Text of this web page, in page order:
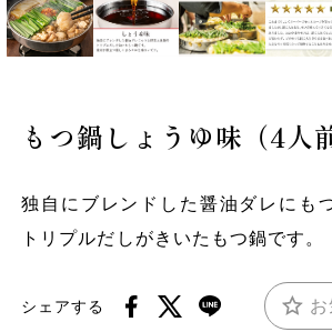
もつ鍋しょうゆ味（4人
独自にブレンドした醤油ダレにも
トリプルだしがきいたもつ鍋です。
シェアする